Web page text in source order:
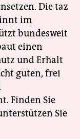
Die taz
im
bundesweit
einen
und Erhalt
guten, frei
Finden Sie
Sie